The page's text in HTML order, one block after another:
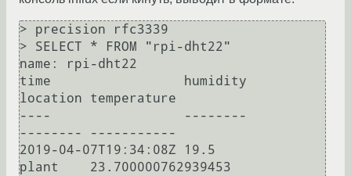
> precision rfc3339
> SELECT * FROM "rpi-dht22"
name: rpi-dht22
time                 humidity
location temperature
----                 --------
-------- -----------
2019-04-07T19:34:08Z 19.5
plant    23.700000762939453